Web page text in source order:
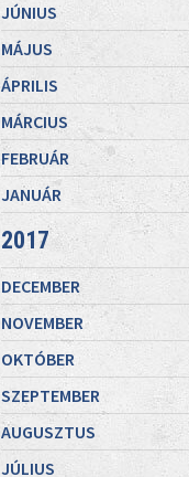
JÚNIUS
MÁJUS
ÁPRILIS
MÁRCIUS
FEBRUÁR
JANUÁR
2017
DECEMBER
NOVEMBER
OKTÓBER
SZEPTEMBER
AUGUSZTUS
JÚLIUS